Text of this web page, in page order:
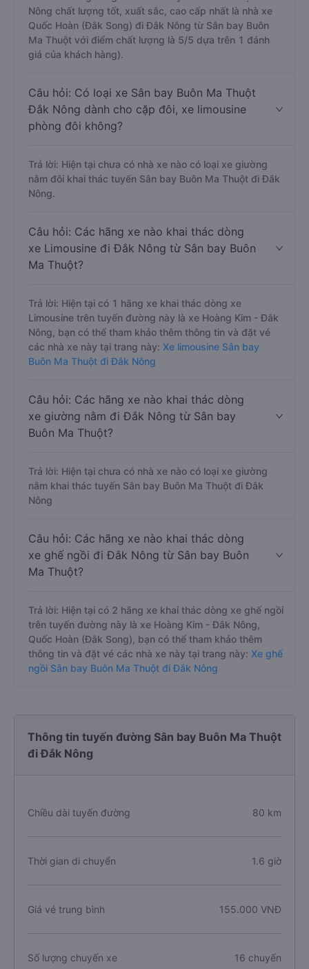
Nông chất lượng tốt, xuất sắc, cao cấp nhất là nhà xe
Quốc Hoàn (Đắk Song) đi Đắk Nông từ Sân bay Buôn
Ma Thuột với điểm chất lượng là 5/5 dựa trên 1 đánh
giá của khách hàng).
Câu hỏi: Có loại xe Sân bay Buôn Ma Thuột
Đắk Nông dành cho cặp đôi, xe limousine
phòng đôi không?
Trả lời: Hiện tại chưa có nhà xe nào có loại xe giường
nằm đôi khai thác tuyến Sân bay Buôn Ma Thuột đi Đắk
Nông.
Câu hỏi: Các hãng xe nào khai thác dòng
xe Limousine đi Đắk Nông từ Sân bay Buôn
Ma Thuột?
Trả lời: Hiện tại có 1 hãng xe khai thác dòng xe
Limousine trên tuyến đường này là xe Hoàng Kim - Đắk
Nông, bạn có thể tham khảo thêm thông tin và đặt vé
các nhà xe này tại trang này: Xe limousine Sân bay
Buôn Ma Thuột đi Đắk Nông
Câu hỏi: Các hãng xe nào khai thác dòng
xe giường nằm đi Đắk Nông từ Sân bay
Buôn Ma Thuột?
Trả lời: Hiện tại chưa có nhà xe nào có loại xe giường
nằm khai thác tuyến Sân bay Buôn Ma Thuột đi Đắk
Nông
Câu hỏi: Các hãng xe nào khai thác dòng
xe ghế ngồi đi Đắk Nông từ Sân bay Buôn
Ma Thuột?
Trả lời: Hiện tại có 2 hãng xe khai thác dòng xe ghế ngồi
trên tuyến đường này là xe Hoàng Kim - Đắk Nông,
Quốc Hoàn (Đắk Song), bạn có thể tham khảo thêm
thông tin và đặt vé các nhà xe này tại trang này: Xe ghế
ngồi Sân bay Buôn Ma Thuột đi Đắk Nông
Thông tin tuyến đường Sân bay Buôn Ma Thuột
đi Đắk Nông
Chiều dài tuyến đường 80 km
Thời gian di chuyển 1.6 giờ
Giá vé trung bình 155.000 VNĐ
Số lượng chuyến xe 16 chuyến